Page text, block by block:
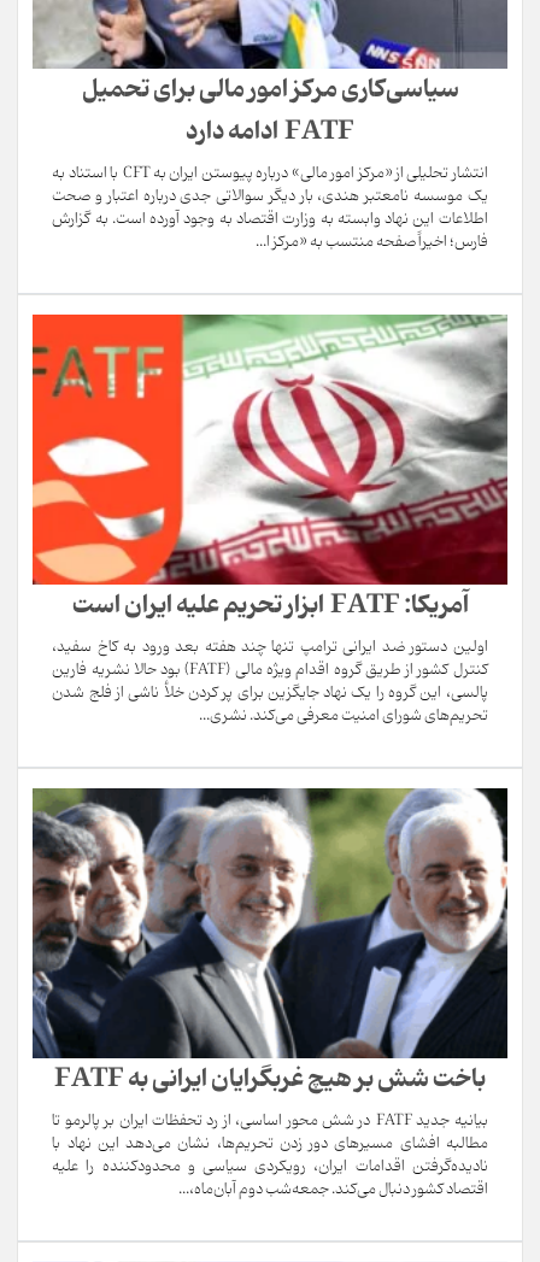
سیاسی‌کاری مرکز امور مالی برای تحمیل
FATF ادامه دارد
انتشار تحلیلی از «مرکز امور مالی» درباره پیوستن ایران به CFT با استناد به
یک موسسه نامعتبر هندی، بار دیگر سوالاتی جدی درباره اعتبار و صحت
اطلاعات این نهاد وابسته به وزارت اقتصاد به وجود آورده است. به گزارش
فارس؛ اخیراً صفحه منتسب به «مرکز ا...
آمریکا: FATF ابزار تحریم علیه ایران است
اولین دستور ضد ایرانی ترامپ تنها چند هفته بعد ورود به کاخ سفید،
کنترل کشور از طریق گروه اقدام ویژه مالی (FATF) بود حالا نشریه فارین
پالسی، این گروه را یک نهاد جایگزین برای پر کردن خلأ ناشی از فلج شدن
تحریم‌های شورای امنیت معرفی می‌کند. نشری...
باخت شش بر هیچ غربگرایان ایرانی به FATF
بیانیه جدید FATF در شش محور اساسی، از رد تحفظات ایران بر پالرمو تا
مطالبه افشای مسیرهای دور زدن تحریم‌ها، نشان می‌دهد این نهاد با
نادیده‌گرفتن اقدامات ایران، رویکردی سیاسی و محدودکننده را علیه
اقتصاد کشور دنبال می‌کند. جمعه‌شب دوم آبان‌ماه،...